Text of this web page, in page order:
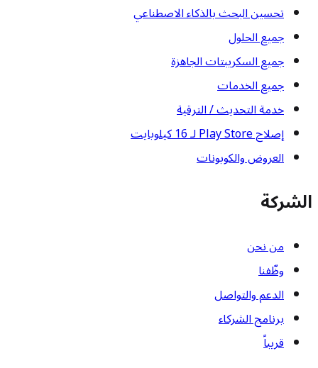
تحسين البحث بالذكاء الاصطناعي
جميع الحلول
جميع السكريبتات الجاهزة
جميع الخدمات
خدمة التحديث / الترقية
إصلاح Play Store لـ 16 كيلوبايت
العروض والكوبونات
الشركة
من نحن
وظّفنا
الدعم والتواصل
برنامج الشركاء
قريباً